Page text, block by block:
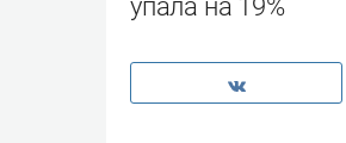
упала на 19%